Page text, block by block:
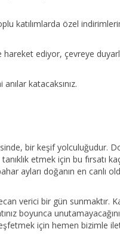
katılımlarda özel
ediyor, çevreye
katacaksınız.
bir keşif yolculuğudur.
etmek için bu fırsatı
ayları doğanın en canlı
verici bir gün sunmaktır.
boyunca
için hemen bizimle